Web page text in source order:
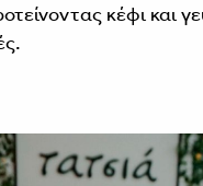
κέφι και